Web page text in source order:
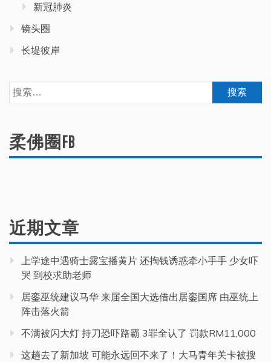
新冠肺炎
镜头圈
长堤彼岸
搜
索：
柔佛圈FB
近期文章
上学途中遇骑士露宝播黄片 还掏钱诱惑牵小手手 少女吓
哭 到校求助老师
居銮巫统建议马华 来届全国大选借出居銮国席 由巫统上
阵击落火箭
不满被闪大灯 持刀恐吓路霸 3罪全认了 罚款RM11,000
这趟去了新加坡 可能永远回不来了！大马青年关卡被搜